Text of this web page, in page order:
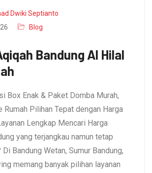
Dwiki Septianto
Blog
Bandung Al Hilal
Box Enak & Paket Domba Murah,
Rumah Pilihan Tepat dengan Harga
Lengkap Mencari Harga
yang terjangkau namun tetap
Bandung Wetan, Sumur Bandung,
memang banyak pilihan layanan